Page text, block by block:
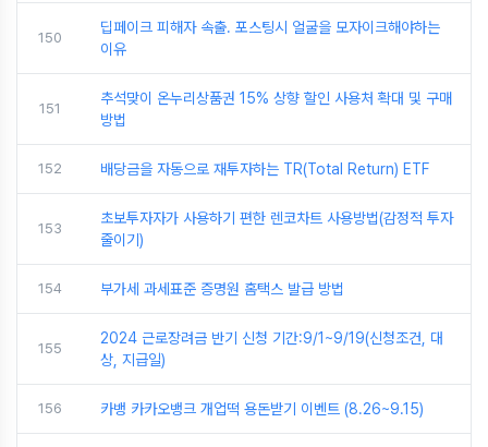
150
딥페이크 피해자 속출. 포스팅시 얼굴을 모자이크해야하는
이유
151
추석맞이 온누리상품권 15% 상향 할인 사용처 확대 및 구매
방법
152 배당금을 자동으로 재투자하는 TR(Total Return) ETF
153
초보투자자가 사용하기 편한 렌코차트 사용방법(감정적 투자
줄이기)
154 부가세 과세표준 증명원 홈택스 발급 방법
155
2024 근로장려금 반기 신청 기간:9/1~9/19(신청조건, 대
상, 지급일)
156 카뱅 카카오뱅크 개업떡 용돈받기 이벤트 (8.26~9.15)